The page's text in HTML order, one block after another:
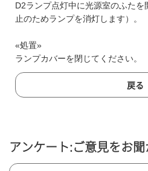
D2ランプ点灯中に光源室のふた
止のためランプを消灯します）。
«処置»
ランプカバーを閉じてください。
戻る
アンケート:ご意見をお